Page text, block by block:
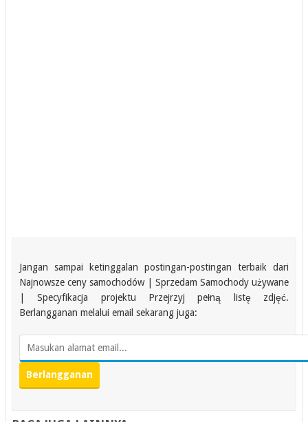
Jangan sampai ketinggalan postingan-postingan terbaik dari
Najnowsze ceny samochodów | Sprzedam Samochody używane
| Specyfikacja projektu Przejrzyj pełną listę zdjęć.
Berlangganan melalui email sekarang juga: